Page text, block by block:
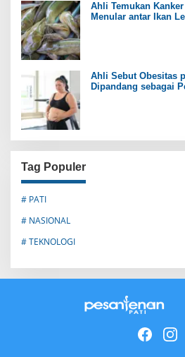
Ahli Temukan
Menular antar Ikan
Ahli Sebut Obesitas
Dipandang sebagai
Tag Populer
# PATI
# NASIONAL
# TEKNOLOGI